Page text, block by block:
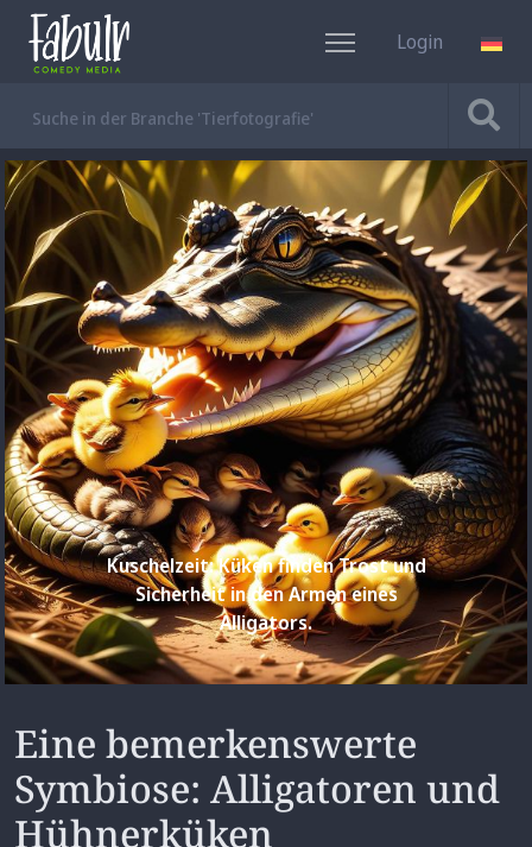
Login
DE
Eine bemerkenswerte
Symbiose: Alligatoren und
Hühnerküken
Kuschelzeit: Küken finden Trost und
Sicherheit in den Armen eines
Alligators.